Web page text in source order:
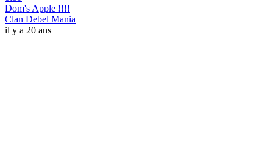
Dom's Apple !!!!
Clan Debel Mania
il y a 20 ans